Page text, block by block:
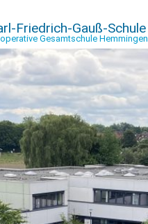
Friedrich-Gauß-Schule
Gesamtschule Hemmingen